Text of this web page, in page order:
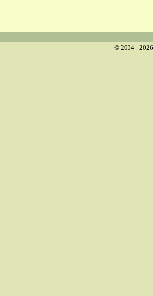
© 2004 - 2026